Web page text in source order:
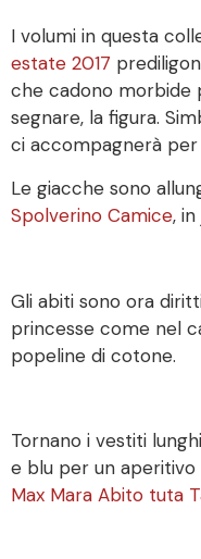
I volumi in questa
estate 2017
che cadono morbide
segnare, la figura.
ci accompagnerà
Le giacche sono
Spolverino Camice,
Gli abiti sono ora
princesse come nel
popeline di cotone.
Tornano i vestiti
e blu per un aperitivo
Max Mara Abito tuta